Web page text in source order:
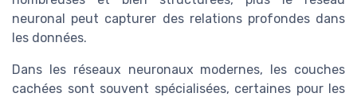
neuronal peut capturer des relations profondes dans
les données.
Dans les réseaux neuronaux modernes, les couches
cachées sont souvent spécialisées, certaines pour les